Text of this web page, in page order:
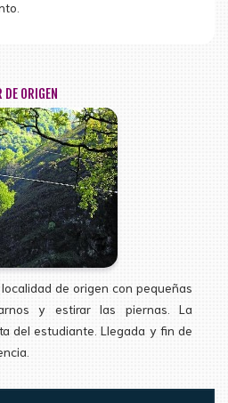
ORIGEN
de origen con pequeñas
y estirar las piernas. La
del estudiante. Llegada y fin de